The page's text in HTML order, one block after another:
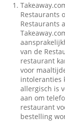
Restaurants
Restaurants
van de
restaurant
voor
intoleranties
allergisch is
aan om
restaurant
bestelling